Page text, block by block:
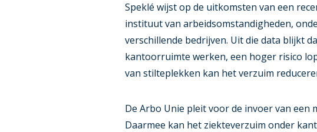
Speklé wijst op de uitkomsten van een
instituut van arbeidsomstandigheden,
verschillende bedrijven. Uit die data blijkt
kantoorruimte werken, een hoger risico
van stilteplekken kan het verzuim
De Arbo Unie pleit voor de invoer van
Daarmee kan het ziekteverzuim onder